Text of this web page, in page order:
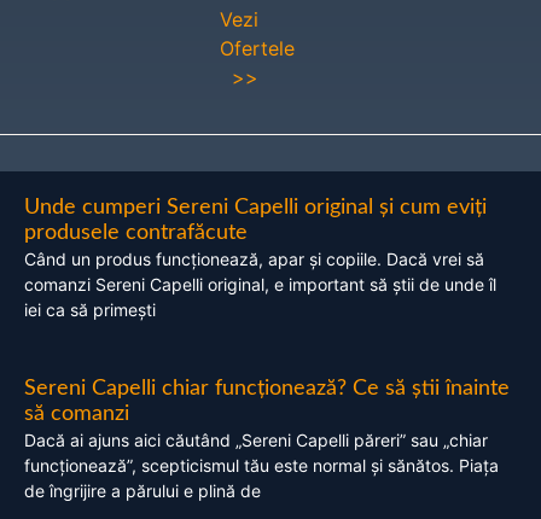
Vezi
Ofertele
>>
Unde cumperi Sereni Capelli original și cum eviți
produsele contrafăcute
Când un produs funcționează, apar și copiile. Dacă vrei să
comanzi Sereni Capelli original, e important să știi de unde îl
iei ca să primești
Sereni Capelli chiar funcționează? Ce să știi înainte
să comanzi
Dacă ai ajuns aici căutând „Sereni Capelli păreri” sau „chiar
funcționează”, scepticismul tău este normal și sănătos. Piața
de îngrijire a părului e plină de